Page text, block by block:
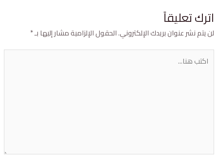
تعليقاً
يتم نشر عنوان بريدك الإلكتروني.الحقول الإلزامية مشار إليها بـ*